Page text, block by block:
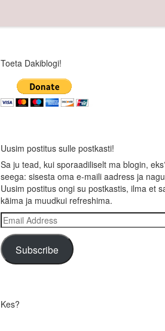
Toeta Dakiblogi!
Uusim postitus sulle postkasti!
Sa ju tead, kui sporaadiliselt ma blogin,
seega: sisesta oma e-maili aadress ja
Uusim postitus ongi su postkastis, ilma et
käima ja muudkui refreshima.
Email
Address
Subscribe
Kes?